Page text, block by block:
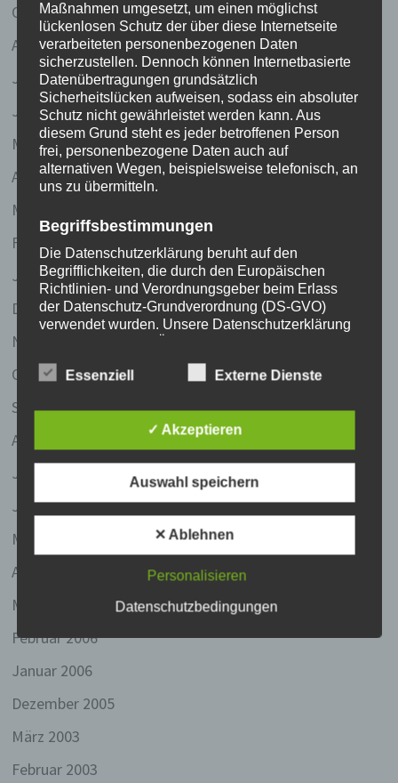
Oktober 2007
August 2007
Juli 2007
Juni 2007
Mai 2007
April 2007
März 2007
Februar 2007
Januar 2007
Dezember 2006
November 2006
Oktober 2006
September 2006
August 2006
Juli 2006
Juni 2006
Mai 2006
April 2006
März 2006
Februar 2006
Januar 2006
Dezember 2005
März 2003
Februar 2003
Maßnahmen umgesetzt, um einen möglichst
lückenlosen Schutz der über diese Internetseite
verarbeiteten personenbezogenen Daten
sicherzustellen. Dennoch können Internetbasierte
Datenübertragungen grundsätzlich
Sicherheitslücken aufweisen, sodass ein absoluter
Schutz nicht gewährleistet werden kann. Aus
diesem Grund steht es jeder betroffenen Person
frei, personenbezogene Daten auch auf
alternativen Wegen, beispielsweise telefonisch, an
uns zu übermitteln.
Begriffsbestimmungen
Die Datenschutzerklärung beruht auf den
Begrifflichkeiten, die durch den Europäischen
Richtlinien- und Verordnungsgeber beim Erlass
der Datenschutz-Grundverordnung (DS-GVO)
verwendet wurden. Unsere Datenschutzerklärung
unsere Kunden und Geschäftspartner einfach
lesbar und verständlich sein. Um dies zu
Begrifflichkeiten erläutern.
Wir verwenden in dieser Datenschutzerklärung
Personenbezogene Daten sind alle
Informationen, die sich auf eine identifizierte
oder identifizierbare natürliche Person (im
identifizierbar wird eine natürliche Person
insbesondere mittels Zuordnung zu einer
Kennung wie einem Namen, zu einer
Kennnummer, zu Standortdaten, zu einer
Online-Kennung oder zu einem oder
Ausdruck der physischen, physiologischen,
kulturellen oder sozialen Identität dieser
Essenziell Externe Dienste
✓ Akzeptieren
Auswahl speichern
✕ Ablehnen
Personalisieren
Datenschutzbedingungen